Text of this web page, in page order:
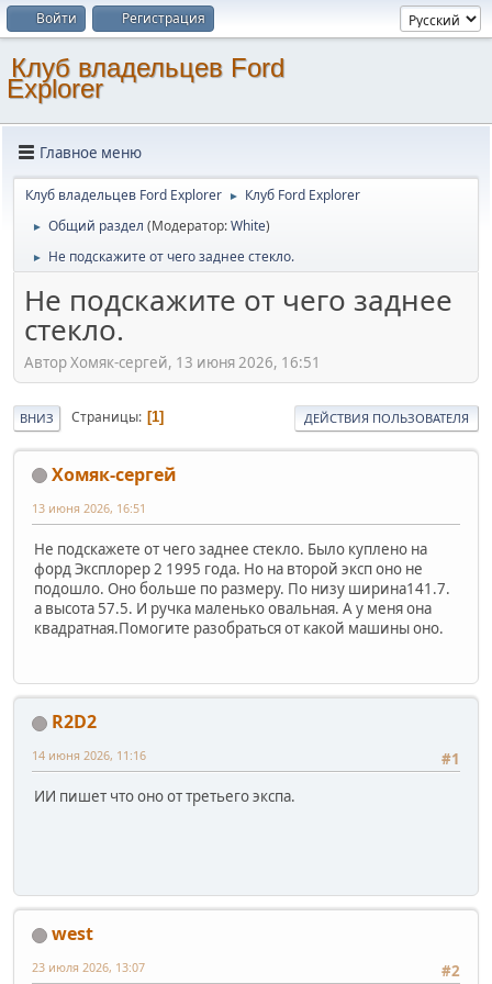
Войти Регистрация
Клуб владельцев Ford
Explorer
Главное меню
Клуб владельцев Ford Explorer ► Клуб Ford Explorer
► Общий раздел (Модератор:White)
► Не подскажите от чего заднее стекло.
Не подскажите от чего заднее
стекло.
Автор Хомяк-сергей, 13 июня 2026, 16:51
ВНИЗ Страницы 1 ДЕЙСТВИЯ ПОЛЬЗОВАТЕЛЯ
Хомяк-сергей
13 июня 2026, 16:51
Не подскажете от чего заднее стекло. Было куплено на
форд Эксплорер 2 1995 года. Но на второй эксп оно не
подошло. Оно больше по размеру. По низу ширина141.7.
а высота 57.5. И ручка маленько овальная. А у меня она
квадратная.Помогите разобраться от какой машины оно.
R2D2
#1
14 июня 2026, 11:16
ИИ пишет что оно от третьего экспа.
west
#2
23 июля 2026, 13:07